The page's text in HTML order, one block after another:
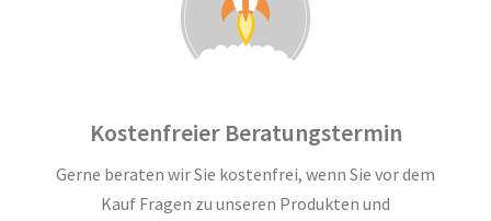
Kostenfreier Beratungstermin
Gerne beraten wir Sie kostenfrei, wenn Sie vor dem
Kauf Fragen zu unseren Produkten und